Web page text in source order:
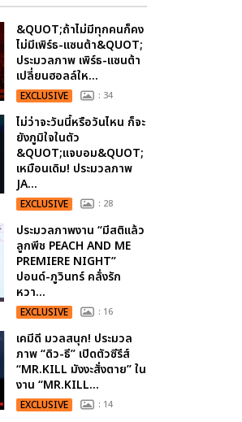
&QUOT;ถ้าไม่มีทุกคนก็คง
ไม่มีเพิร์ธ-แซนต้า&QUOT;
ประมวลภาพ เพิร์ธ-แซนต้า
เปลี่ยนฮอลล์ให...
EXCLUSIVE : 34
ไม่ว่าจะวันนี้หรือวันไหน ก็จะ
ยังภูมิใจในตัว
&QUOT;แจบอม&QUOT;
เหมือนเดิม! ประมวลภาพ
JA...
EXCLUSIVE : 28
ประมวลภาพงาน “มีสติแล้ว
ลูกพีช PEACH AND ME
PREMIERE NIGHT”
ปอนด์-ภูวินทร์ คลั่งรัก
หวา...
EXCLUSIVE : 16
เคมีดี มวลสนุก! ประมวล
ภาพ “ดิว-ธี” เปิดตัวซีรีส์
“MR.KILL มังงะสั่งตาย” ใน
งาน “MR.KILL...
EXCLUSIVE : 14